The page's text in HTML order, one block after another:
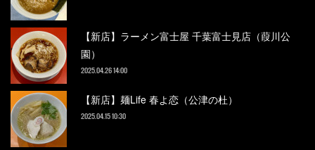
【新店】ラーメン富士屋 千葉富士見店（葭川公
園）
2025.04.26 14:00
【新店】麺Life 春よ恋（公津の杜）
2025.04.15 10:30